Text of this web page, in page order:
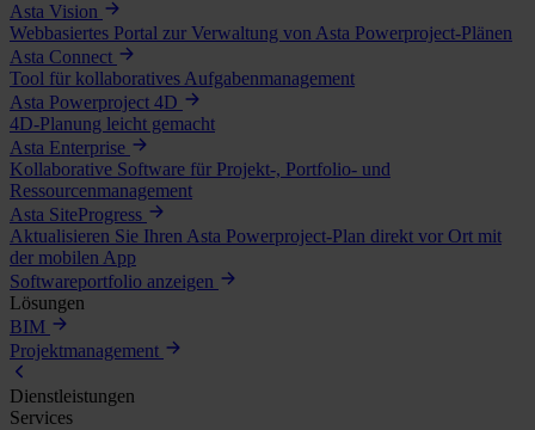
Asta Vision
Webbasiertes Portal zur Verwaltung von Asta Powerproject-Plänen
Asta Connect
Tool für kollaboratives Aufgabenmanagement
Asta Powerproject 4D
4D-Planung leicht gemacht
Asta Enterprise
Kollaborative Software für Projekt-, Portfolio- und
Ressourcenmanagement
Asta SiteProgress
Aktualisieren Sie Ihren Asta Powerproject-Plan direkt vor Ort mit
der mobilen App
Softwareportfolio anzeigen
Lösungen
BIM
Projektmanagement
Dienstleistungen
Services